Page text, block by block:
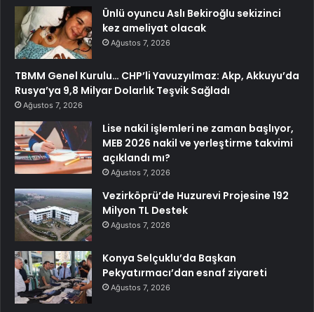
Ünlü oyuncu Aslı Bekiroğlu sekizinci
kez ameliyat olacak
Ağustos 7, 2026
TBMM Genel Kurulu… CHP’li Yavuzyılmaz: Akp, Akkuyu’da
Rusya’ya 9,8 Milyar Dolarlık Teşvik Sağladı
Ağustos 7, 2026
Lise nakil işlemleri ne zaman başlıyor,
MEB 2026 nakil ve yerleştirme takvimi
açıklandı mı?
Ağustos 7, 2026
Vezirköprü’de Huzurevi Projesine 192
Milyon TL Destek
Ağustos 7, 2026
Konya Selçuklu’da Başkan
Pekyatırmacı’dan esnaf ziyareti
Ağustos 7, 2026